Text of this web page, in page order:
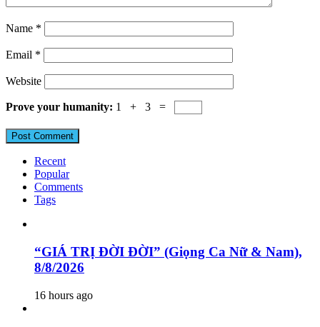
Name *
Email *
Website
Prove your humanity: 1 + 3 =
Recent
Popular
Comments
Tags
“GIÁ TRỊ ĐỜI ĐỜI” (Giọng Ca Nữ & Nam),
8/8/2026
16 hours ago